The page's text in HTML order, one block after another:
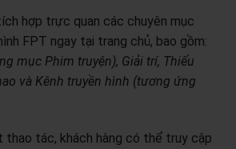
hợp trực quan các chuyên mục
FPT ngay tại trang chủ, bao gồm:
mục Phim truyện), Giải trí, Thiếu
và Kênh truyền hình (tương ứng
thao tác, khách hàng có thể truy cập